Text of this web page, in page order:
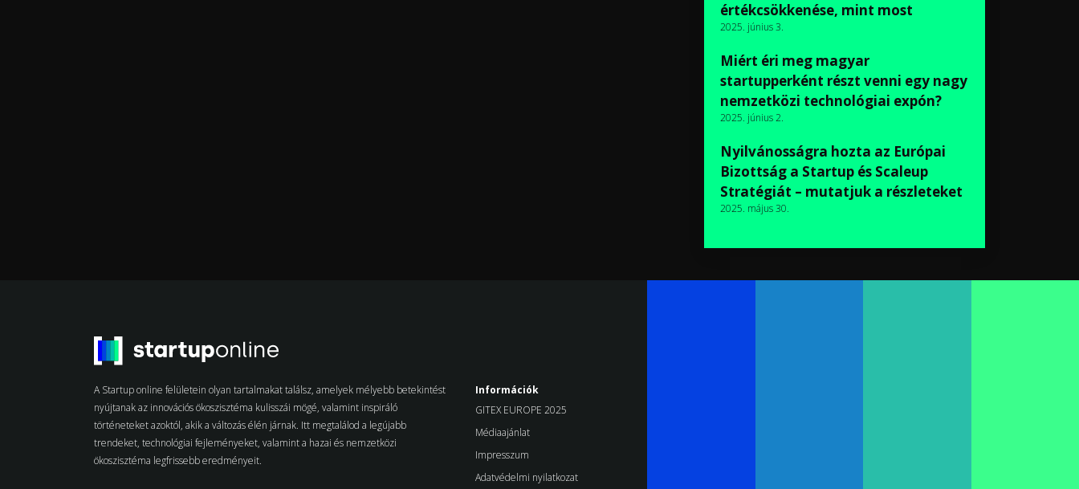
értékcsökkenése, mint most
2025. június 3.
Miért éri meg magyar
startupperként részt venni egy nagy
nemzetközi technológiai expón?
2025. június 2.
Nyilvánosságra hozta az Európai
Bizottság a Startup és Scaleup
Stratégiát – mutatjuk a részleteket
2025. május 30.
A Startup online felületein olyan tartalmakat találsz, amelyek mélyebb betekintést
nyújtanak az innovációs ökoszisztéma kulisszái mögé, valamint inspiráló
történeteket azoktól, akik a változás élén járnak. Itt megtalálod a legújabb
trendeket, technológiai fejleményeket, valamint a hazai és nemzetközi
ökoszisztéma legfrissebb eredményeit.
Információk
GITEX EUROPE 2025
Médiaajánlat
Impresszum
Adatvédelmi nyilatkozat